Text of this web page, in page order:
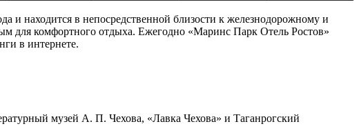
и находится в непосредственной близости к железнодорожному и
для комфортного отдыха. Ежегодно «Маринс Парк Отель Ростов»
в интернете.
музей А. П. Чехова, «Лавка Чехова» и Таганрогский